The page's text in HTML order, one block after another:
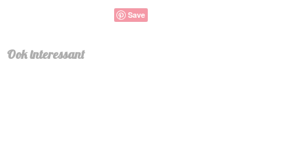
Save
Ook interessant